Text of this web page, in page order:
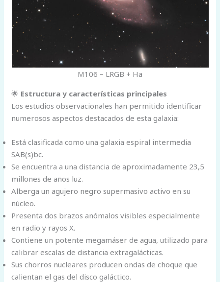
M106 – LRGB + Ha
🌟 Estructura y características principales
Los estudios observacionales han permitido identificar
numerosos aspectos destacados de esta galaxia:
Está clasificada como una galaxia espiral intermedia
SAB(s)bc.
Se encuentra a una distancia de aproximadamente 23,5
millones de años luz.
Alberga un agujero negro supermasivo activo en su
núcleo.
Presenta dos brazos anómalos visibles especialmente
en radio y rayos X.
Contiene un potente megamáser de agua, utilizado para
calibrar escalas de distancia extragalácticas.
Sus chorros nucleares producen ondas de choque que
calientan el gas del disco galáctico.